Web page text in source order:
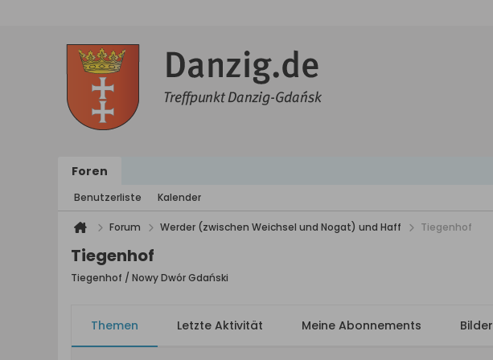
Foren
Benutzerliste Kalender
Forum Werder (zwischen Weichsel und Nogat) und Haff Tiegenhof
Tiegenhof
Tiegenhof / Nowy Dwór Gdański
Themen Letzte Aktivität Meine Abonnements Bilder